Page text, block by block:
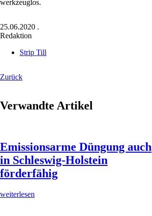
werkzeuglos.
25.06.2020 .
Redaktion
Strip Till
Zurück
Verwandte Artikel
Emissionsarme Düngung auch
in Schleswig-Holstein
förderfähig
weiterlesen